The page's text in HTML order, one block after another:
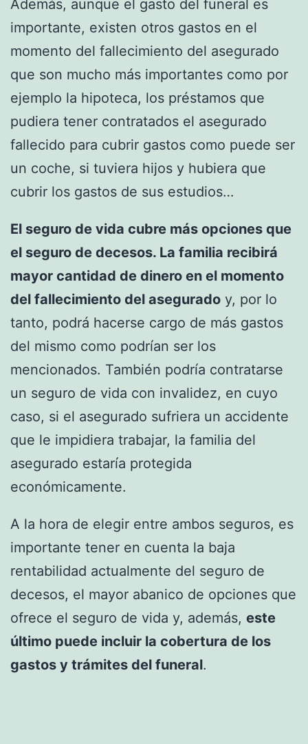
Además, aunque el gasto del funeral es
importante, existen otros gastos en el
momento del fallecimiento del asegurado
que son mucho más importantes como por
ejemplo la hipoteca, los préstamos que
pudiera tener contratados el asegurado
fallecido para cubrir gastos como puede ser
un coche, si tuviera hijos y hubiera que
cubrir los gastos de sus estudios…
El seguro de vida cubre más opciones que
el seguro de decesos. La familia recibirá
mayor cantidad de dinero en el momento
del fallecimiento del asegurado y, por lo
tanto, podrá hacerse cargo de más gastos
del mismo como podrían ser los
mencionados. También podría contratarse
un seguro de vida con invalidez, en cuyo
caso, si el asegurado sufriera un accidente
que le impidiera trabajar, la familia del
asegurado estaría protegida
económicamente.
A la hora de elegir entre ambos seguros, es
importante tener en cuenta la baja
rentabilidad actualmente del seguro de
decesos, el mayor abanico de opciones que
ofrece el seguro de vida y, además, este
último puede incluir la cobertura de los
gastos y trámites del funeral.